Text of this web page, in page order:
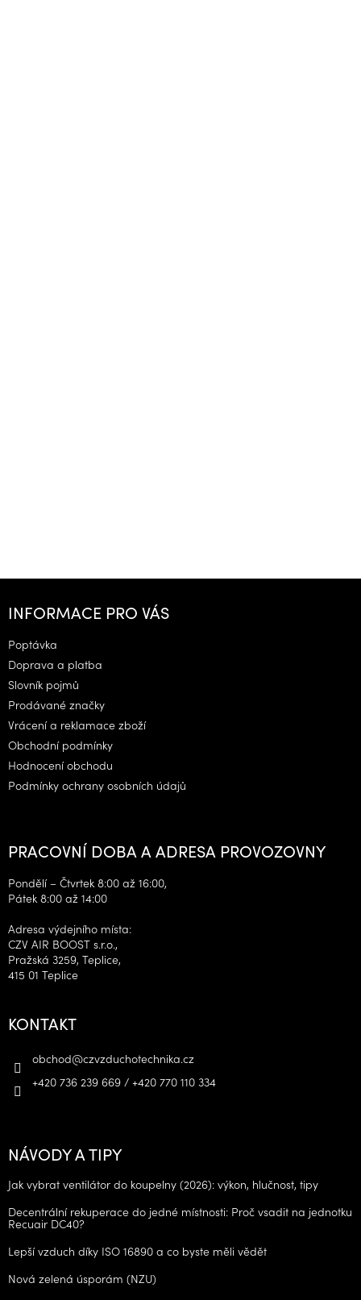
Z
INFORMACE PRO VÁS
Poptávka
Doprava a platba
Slovník pojmů
Prodávané značky
Vrácení a reklamace zboží
Obchodní podmínky
Hodnocení obchodu
Podmínky ochrany osobních údajů
PRACOVNÍ DOBA A ADRESA PROVOZOVNY
Pondělí – Čtvrtek 8:00 až 16:00,
Pátek 8:00 až 14:00
Adresa výdejního místa:
CZV AIR BOOST s.r.o.,
Pražská 3259, Teplice,
415 01 Teplice
KONTAKT
obchod@czvzduchotechnika.cz
+420 736 239 669 / +420 770 110 334
NÁVODY A TIPY
Jak vybrat ventilátor do koupelny (2026): výkon, hlučnost, tipy
Decentrální rekuperace do jedné místnosti: Proč vsadit na jednotku
Recuair DC40?
Lepší vzduch díky ISO 16890 a co byste měli vědět
Nová zelená úsporám (NZU)